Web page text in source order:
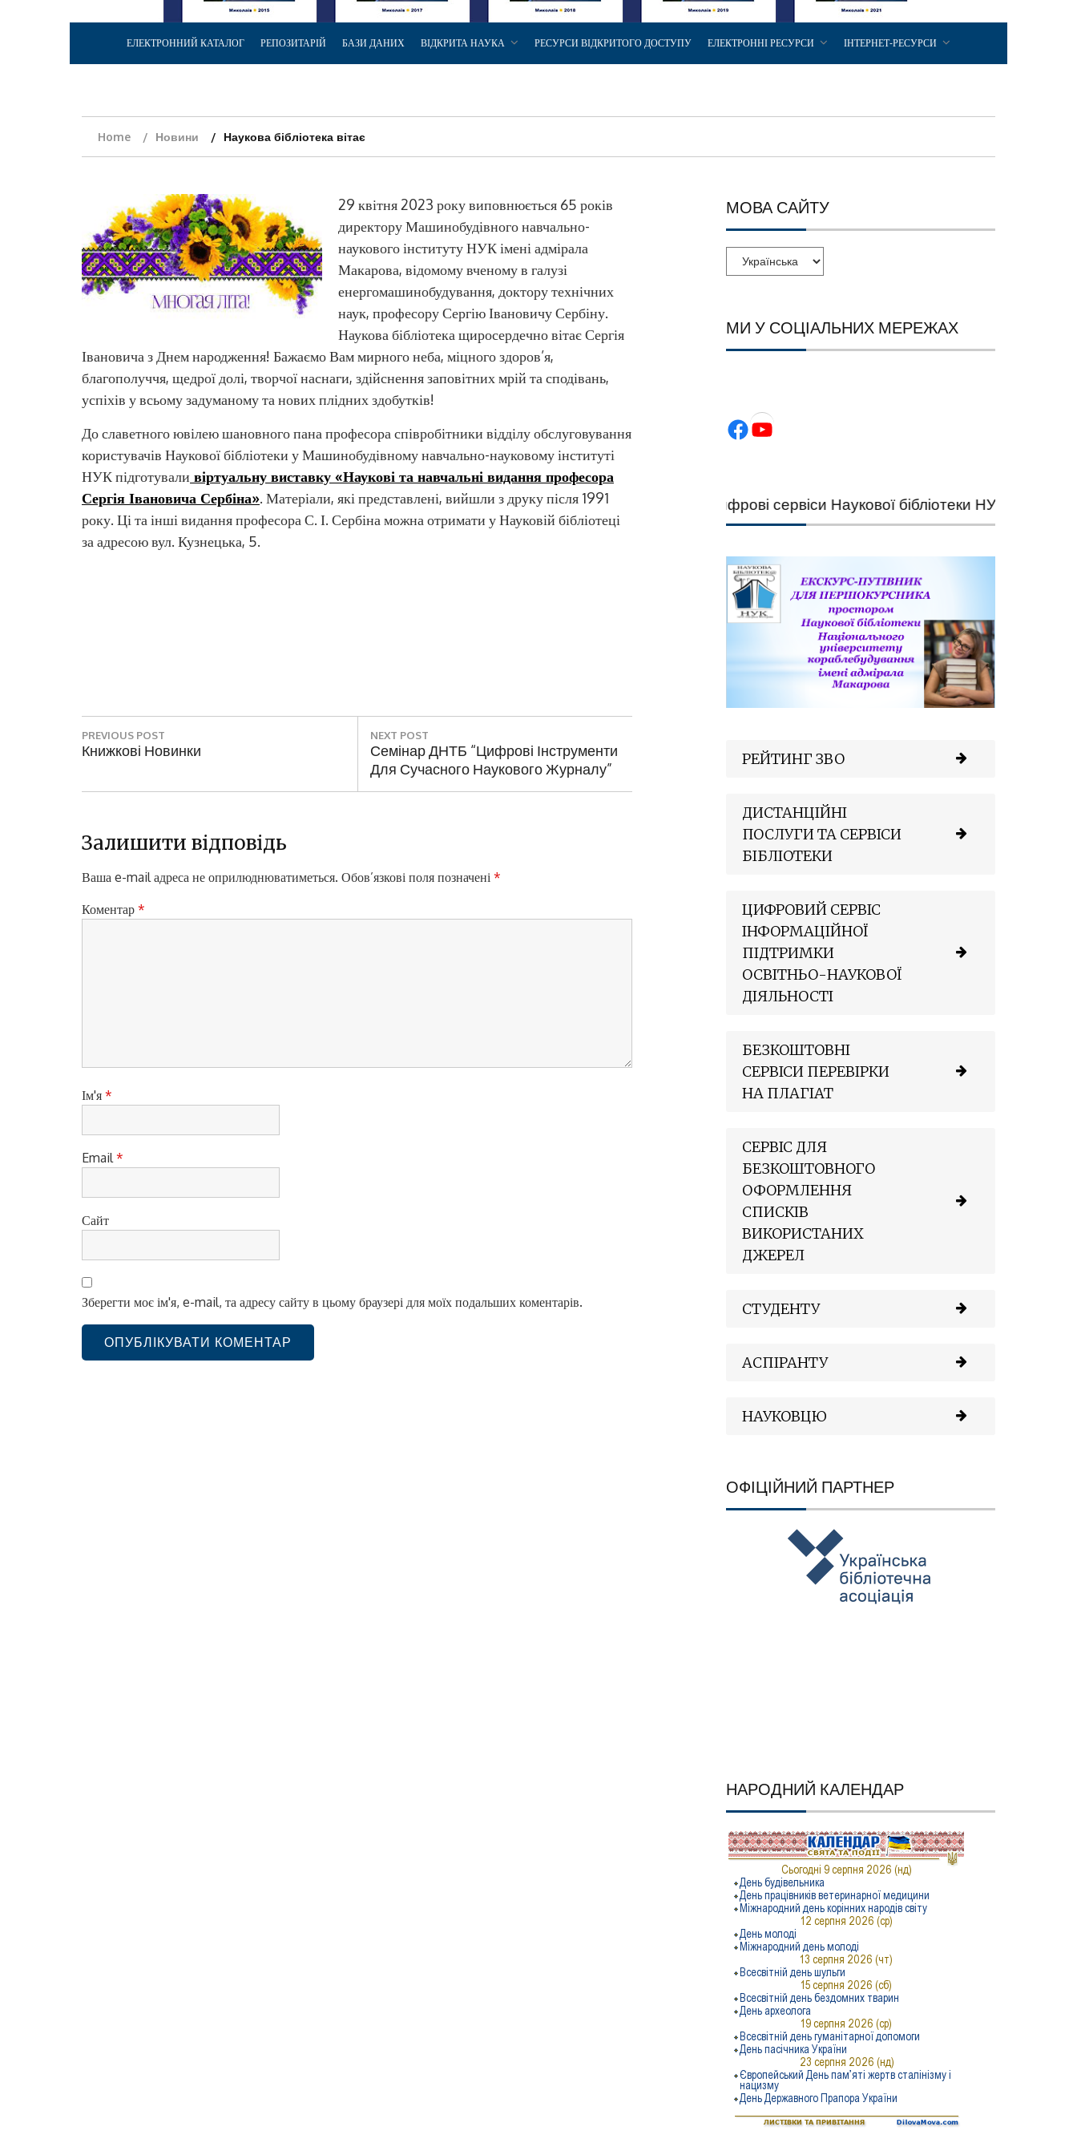
ЕЛЕКТРОННИЙ КАТАЛОГ РЕПОЗИТАРІЙ БАЗИ ДАНИХ ВІДКРИТА НАУКА РЕСУРСИ ВІДКРИТОГО ДОСТУПУ ЕЛЕКТРОННІ РЕСУРСИ ІНТЕРНЕТ-РЕСУРСИ
Home Новини Наукова бібліотека вітає
29 квітня 2023 року виповнюється 65 років
директору Машинобудівного навчально-
наукового інституту НУК імені адмірала
Макарова, відомому вченому в галузі
енергомашинобудування, доктору технічних
наук, професору Сергію Івановичу Сербіну.
Наукова бібліотека щиросердечно вітає Сергія
Івановича з Днем народження! Бажаємо Вам мирного неба, міцного здоров’я,
благополуччя, щедрої долі, творчої наснаги, здійснення заповітних мрій та сподівань,
успіхів у всьому задуманому та нових плідних здобутків!
До славетного ювілею шановного пана професора співробітники відділу обслуговування
користувачів Наукової бібліотеки у Машинобудівному навчально-науковому інституті
НУК підготували віртуальну виставку «Наукові та навчальні видання професора
Сергія Івановича Сербіна». Матеріали, які представлені, вийшли з друку після 1991
року. Ці та інші видання професора С. І. Сербіна можна отримати у Науковій бібліотеці
за адресою вул. Кузнецька, 5.
Н
а
г
ц
і
с
і
PREVIOUS POST
P
O
U
S
O
Книжкові Новинки
NEXT POST
N
E
T
Семінар ДНТБ “Цифрові Інструменти
Для Сучасного Наукового Журналу”
Залишити відповідь
Ваша e-mail адреса не оприлюднюватиметься. Обов’язкові поля позначені *
Коментар *
Ім'я *
Email*
Сайт
Зберегти моє ім'я, e-mail, та адресу сайту в цьому браузері для моїх подальших коментарів.
МОВА САЙТУ
МИ У СОЦІАЛЬНИХ МЕРЕЖАХ
Facebook YouTube
Цифрові сервіси Наукової бібліотеки НУК —
РЕЙТИНГ ЗВО
ДИСТАНЦІЙНІ
ПОСЛУГИ ТА СЕРВІСИ
БІБЛІОТЕКИ
ЦИФРОВИЙ СЕРВІС
ІНФОРМАЦІЙНОЇ
ПІДТРИМКИ
ОСВІТНЬО-НАУКОВОЇ
ДІЯЛЬНОСТІ
БЕЗКОШТОВНІ
СЕРВІСИ ПЕРЕВІРКИ
НА ПЛАГІАТ
СЕРВІС ДЛЯ
БЕЗКОШТОВНОГО
ОФОРМЛЕННЯ
СПИСКІВ
ВИКОРИСТАНИХ
ДЖЕРЕЛ
СТУДЕНТУ
АСПІРАНТУ
НАУКОВЦЮ
ОФІЦІЙНИЙ ПАРТНЕР
НАРОДНИЙ КАЛЕНДАР